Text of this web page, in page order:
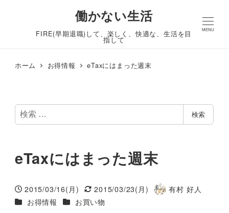
働かない生活
FIRE(早期退職)して、楽しく、快適な、生活を目
指して
MENU
ホーム お得情報 eTaxにはまった週末
検
索
検索
eTaxにはまった週末
投稿日
2015/03/16(月)
更新日
2015/03/23(月)
著
有村 好人
カテゴリー
お得情報 カテゴリー
お買い物